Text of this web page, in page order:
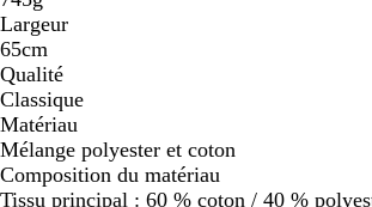
Largeur
65cm
Qualité
Classique
Matériau
Mélange polyester et coton
Composition du matériau
Tissu principal : 60 % coton / 40 %